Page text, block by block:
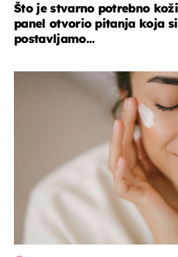
Što je stvarno potrebno
panel otvorio pitanja koja
postavljamo...
moda & ljepota